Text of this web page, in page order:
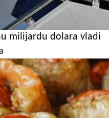
milijardu dolara vladi